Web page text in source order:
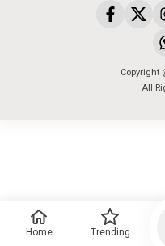
Copyright
All
Home Trending